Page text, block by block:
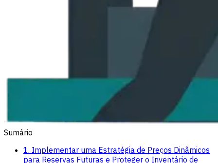
Sumário
1. Implementar uma Estratégia de Preços Dinâmicos
para Reservas Futuras e Proteger o Inventário de